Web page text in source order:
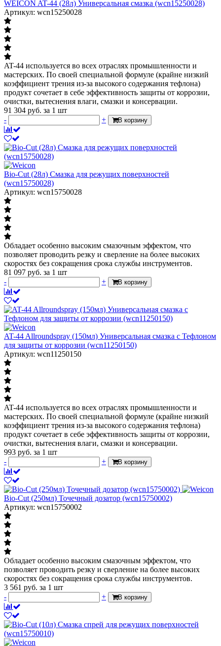
WEICON AT-44 (28л) Универсальная смазка (wcn15250028)
Артикул: wcn15250028
AT-44 используется во всех отраслях промышленности и
мастерских. По своей специальной формуле (крайне низкий
коэффициент трения из-за высокого содержания тефлона)
продукт сочетает в себе эффективность защиты от коррозии,
очистки, вытеснения влаги, смазки и консервации.
91 304 руб. за 1 шт
-
+ В корзину
Bio-Cut (28л) Cмазка для режущих поверхностей
(wcn15750028)
Артикул: wcn15750028
Обладает особенно высоким смазочным эффектом, что
позволяет проводить резку и сверление на более высоких
скоростях без сокращения срока службы инструментов.
81 097 руб. за 1 шт
-
+ В корзину
AT-44 Allroundspray (150мл) Универсальная смазка с Тефлоном
для защиты от коррозии (wcn11250150)
Артикул: wcn11250150
AT-44 используется во всех отраслях промышленности и
мастерских. По своей специальной формуле (крайне низкий
коэффициент трения из-за высокого содержания тефлона)
продукт сочетает в себе эффективность защиты от коррозии,
очистки, вытеснения влаги, смазки и консервации.
993 руб. за 1 шт
-
+ В корзину
Bio-Cut (250мл) Точечный дозатор (wcn15750002)
Артикул: wcn15750002
Обладает особенно высоким смазочным эффектом, что
позволяет проводить резку и сверление на более высоких
скоростях без сокращения срока службы инструментов.
3 561 руб. за 1 шт
-
+ В корзину